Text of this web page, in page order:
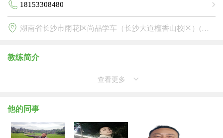
18153308480
湖南省长沙市雨花区尚品学车（长沙大道檀香山校区）(尚品驾校檀香山校区)
教练简介
查看更多
他的同事